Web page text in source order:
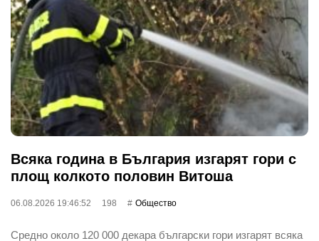
Всяка година в България изгарят гори с
площ колкото половин Витоша
06.08.2026 19:46:52 198 Общество
Средно около 120 000 декара български гори изгарят всяка